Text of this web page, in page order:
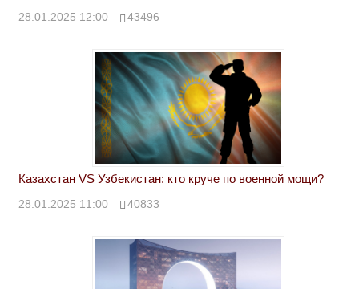
28.01.2025 12:00 43496
Казахстан VS Узбекистан: кто круче по военной мощи?
28.01.2025 11:00 40833